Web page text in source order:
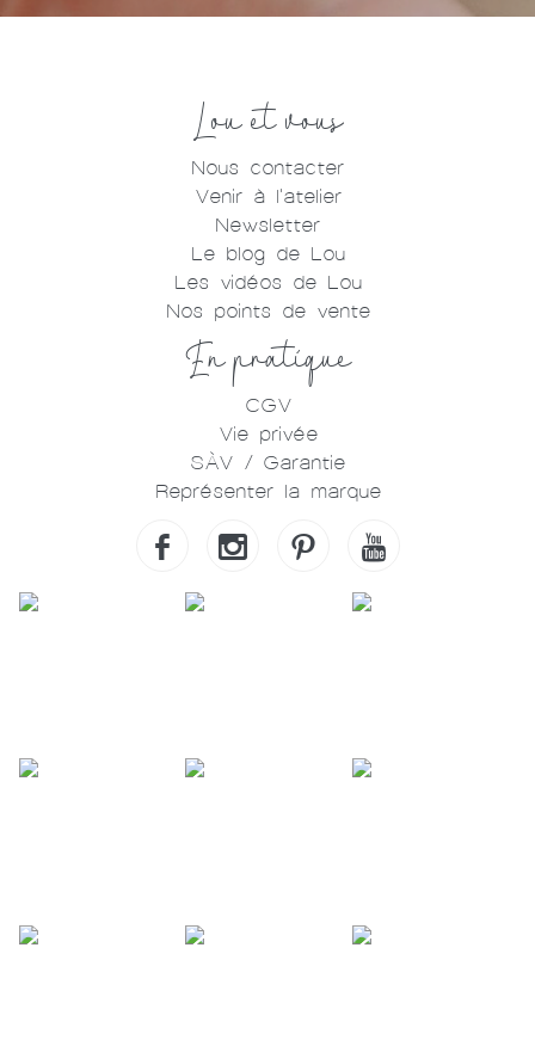
Lou et vous
Nous contacter
Venir à l'atelier
Newsletter
Le blog de Lou
Les vidéos de Lou
Nos points de vente
En pratique
CGV
Vie privée
SÀV / Garantie
Représenter la marque